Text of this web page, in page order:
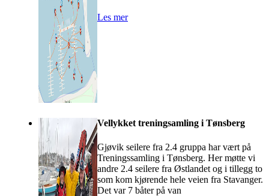
Les mer
Vellykket treningsamling i Tønsberg
Gjøvik seilere fra 2.4 gruppa har vært på
Treningssamling i Tønsberg. Her møtte vi
andre 2.4 seilere fra Østlandet og i tillegg to
som kom kjørende hele veien fra Stavanger.
Det var 7 båter på van